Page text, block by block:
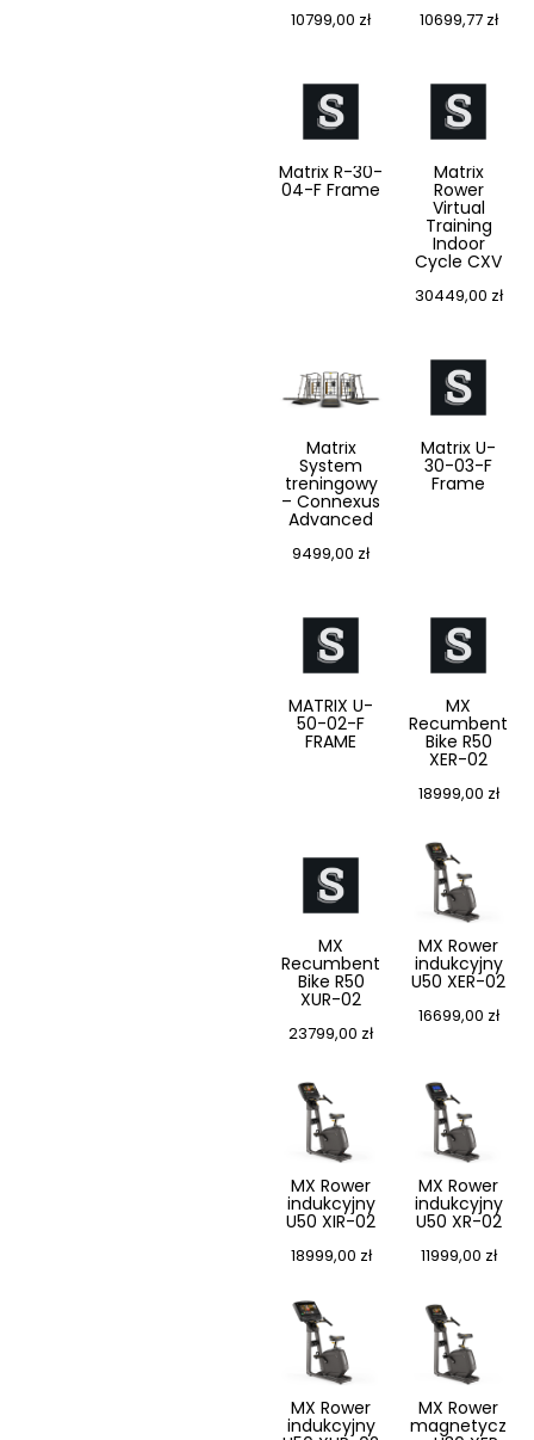
10799,00 zł 10699,77 zł
Matrix R-30-
04-F Frame
Matrix
Rower
Virtual
Training
Indoor
Cycle CXV
30449,00 zł
Matrix
System
treningowy
– Connexus
Advanced
9499,00 zł
Matrix U-
30-03-F
Frame
MATRIX U-
50-02-F
FRAME
MX
Recumbent
Bike R50
XER-02
18999,00 zł
MX
Recumbent
Bike R50
XUR-02
23799,00 zł
MX Rower
indukcyjny
U50 XER-02
16699,00 zł
MX Rower
indukcyjny
U50 XIR-02
18999,00 zł
MX Rower
indukcyjny
U50 XR-02
11999,00 zł
MX Rower
indukcyjny
MX Rower
magnetycz